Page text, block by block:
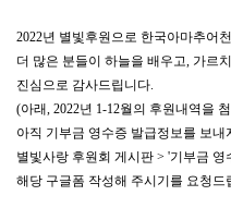
2022년 별빛후원으로 한국아마추어
더 많은 분들이 하늘을 배우고, 가르
진심으로 감사드립니다.
(아래, 2022년 1-12월의 후원내역을
아직 기부금 영수증 발급정보를 보
별빛사랑 후원회 게시판 > '기부금
해당 구글폼 작성해 주시기를 요청드